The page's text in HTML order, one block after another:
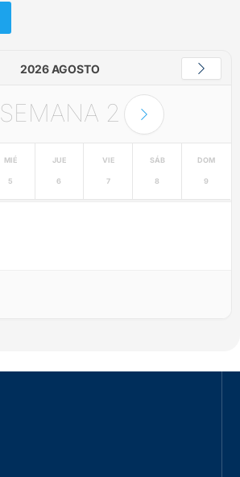
2026 AGOSTO
SEMANA 2
MIÉ
5
JUE
6
VIE
7
SÁB
8
DOM
9